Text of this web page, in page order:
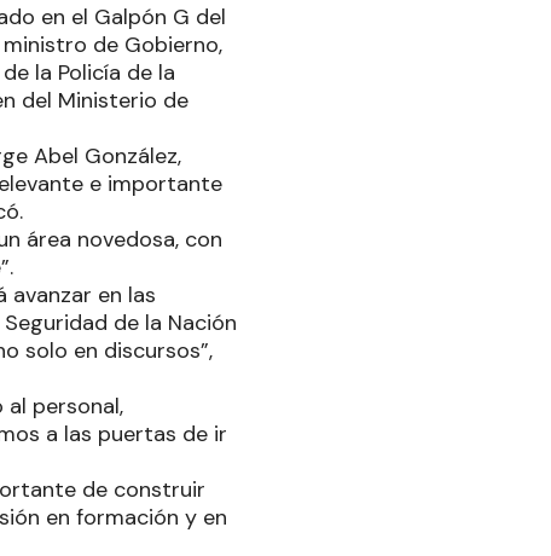
en el Galpón G del
de Gobierno,
la Policía de la
del Ministerio de
Abel González,
e importante
área novedosa, con
en las
de la Nación
solo en discursos”,
al personal,
a las puertas de ir
de construir
en formación y en